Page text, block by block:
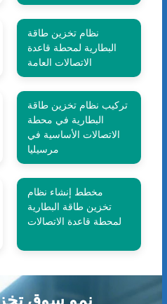
نظام تخزين طاقة
البطارية لمحطة قاعدة
الاتصالات العامة
تركيب نظام تخزين طاقة
البطارية في محطة
الاتصالات الأساسية في
مرسيليا
مخطط إنشاء نظام
تخزين طاقة البطارية
لمحطة قاعدة الاتصالات